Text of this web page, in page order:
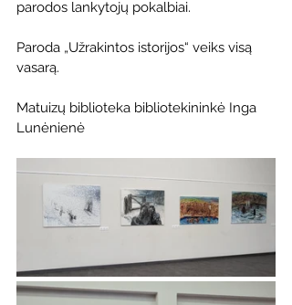
parodos lankytojų pokalbiai.
Paroda „Užrakintos istorijos“ veiks visą
vasarą.
Matuizų biblioteka bibliotekininkė Inga
Lunėnienė